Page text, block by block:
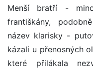
Menší bratří -
františkány,
název klarisky -
kázali u přenosných
které přilákala